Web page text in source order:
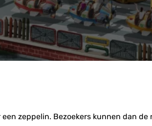
zeppelin. Bezoekers kunnen dan